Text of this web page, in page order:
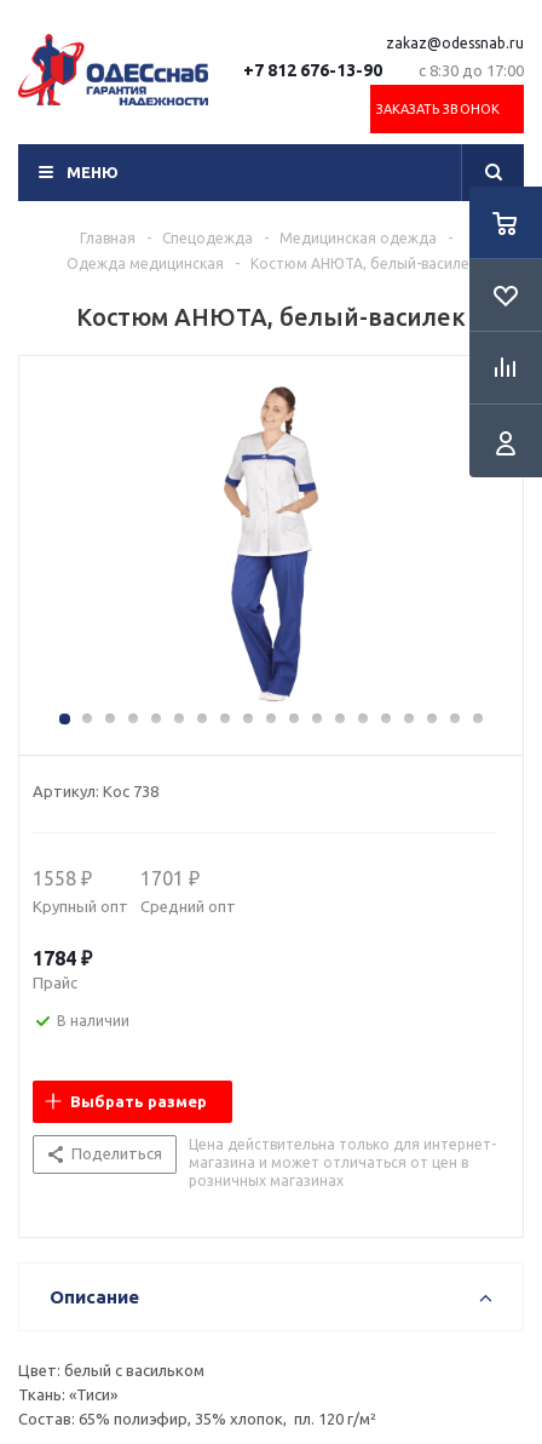
+7 812 676-13-90
zakaz@odessnab.ru
с 8:30 до 17:00
ЗАКАЗАТЬ ЗВОНОК
МЕНЮ
Главная - Спецодежда - Медицинская одежда
-
Одежда медицинская
- Костюм АНЮТА, белый-василек
Костюм АНЮТА, белый-василек
Артикул: Кос 738
1558 ₽
Крупный опт
1701 ₽
Средний опт
1784 ₽
Прайс
В наличии
Выбрать размер
Поделиться
Цена действительна только для интернет-
магазина и может отличаться от цен в
розничных магазинах
Описание
Цвет: белый с васильком
Ткань: «Тиси»
Состав: 65% полиэфир, 35% хлопок, пл. 120 г/м²